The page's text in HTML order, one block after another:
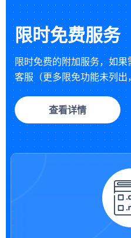
限时免费服务
限时免费的附加服务，如
客服（更多限免功能未列出
查看详情